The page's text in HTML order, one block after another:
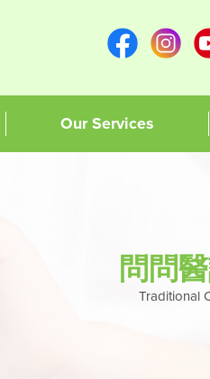
Our Services
問問
Traditional